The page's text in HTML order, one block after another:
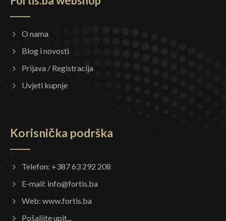
O nama
Blog i novosti
Prijava / Registracija
Uvjeti kupnje
Korisnička podrška
Telefon: +387 63 292 208
E-mail: info@fortis.ba
Web: www.fortis.ba
Pošaljite upit...